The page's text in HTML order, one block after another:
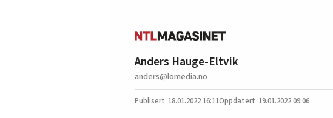
Anders Hauge-Eltvik
anders@lomedia.no
18.01.2022 16:11 19.01.2022 09:06